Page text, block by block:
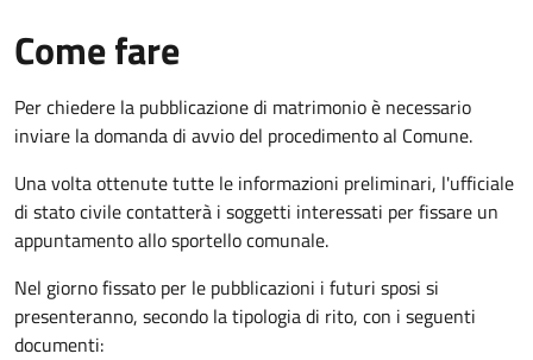
Come fare
Per chiedere la pubblicazione di matrimonio è necessario
inviare la domanda di avvio del procedimento al Comune.
Una volta ottenute tutte le informazioni preliminari, l'ufficiale
di stato civile contatterà i soggetti interessati per fissare un
appuntamento allo sportello comunale.
Nel giorno fissato per le pubblicazioni i futuri sposi si
presenteranno, secondo la tipologia di rito, con i seguenti
documenti: